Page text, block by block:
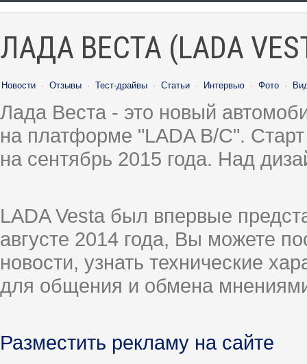
ЛАДА ВЕСТА (LADA
Новости · Отзывы · Тест-драйвы · Статьи · Интервью · Фото ·
Лада Веста - это новый
на платформе "LADA B/C".
на сентябрь 2015 года. Над
LADA Vesta был впервые
августе 2014 года, Вы можете
новости, узнать технические
для общения и обмена
Разместить рекламу на сайте